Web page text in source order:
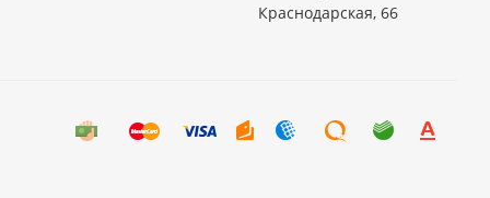
Краснодарская, 66